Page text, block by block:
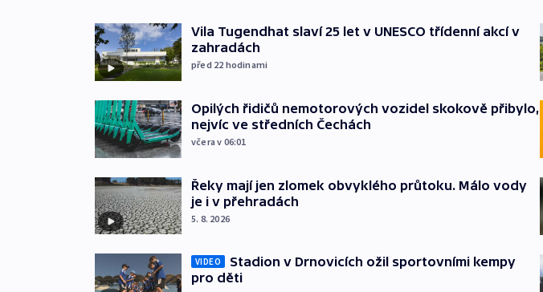
Vila Tugendhat slaví 25 let v UNESCO třídenní akcí v
zahradách
před 22 hodinami
Opilých řidičů nemotorových vozidel skokově přibylo,
nejvíc ve středních Čechách
včera v 06:01
Řeky mají jen zlomek obvyklého průtoku. Málo vody
je i v přehradách
5. 8. 2026
VIDEO
Stadion v Drnovicích ožil sportovními kempy
pro děti